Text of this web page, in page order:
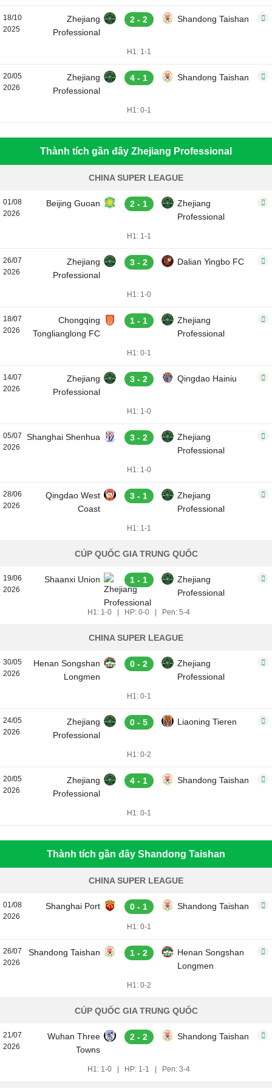
18/10
2025
Zhejiang
Professional
2 - 2 Shandong Taishan
H1: 1-1
20/05
2026
Zhejiang
Professional
4 - 1 Shandong Taishan
H1: 0-1
Thành tích gần đây Zhejiang Professional
CHINA SUPER LEAGUE
01/08
2026
Beijing Guoan 2 - 1
Zhejiang
Professional
H1: 1-1
26/07
2026
Zhejiang
Professional
3 - 2 Dalian Yingbo FC
H1: 1-0
18/07
2026
Chongqing
Tonglianglong FC
1 - 1
Zhejiang
Professional
H1: 0-1
14/07
2026
Zhejiang
Professional
3 - 2 Qingdao Hainiu
H1: 1-0
05/07
2026
Shanghai Shenhua 3 - 2
Zhejiang
Professional
H1: 1-0
28/06
2026
Qingdao West
Coast
3 - 1
Zhejiang
Professional
H1: 1-1
CÚP QUỐC GIA TRUNG QUỐC
19/06
2026
Shaanxi Union 1 - 1
Zhejiang
Professional
H1: 1-0 HP: 0-0 Pen: 5-4
CHINA SUPER LEAGUE
30/05
2026
Henan Songshan
Longmen
0 - 2
Zhejiang
Professional
H1: 0-1
24/05
2026
Zhejiang
Professional
0 - 5 Liaoning Tieren
H1: 0-2
20/05
2026
Zhejiang
Professional
4 - 1 Shandong Taishan
H1: 0-1
Thành tích gần đây Shandong Taishan
CHINA SUPER LEAGUE
01/08
2026
Shanghai Port 0 - 1 Shandong Taishan
H1: 0-1
26/07
2026
Shandong Taishan 1 - 2
Henan Songshan
Longmen
H1: 0-2
CÚP QUỐC GIA TRUNG QUỐC
21/07
2026
Wuhan Three
Towns
2 - 2 Shandong Taishan
H1: 1-0 HP: 1-1 Pen: 3-4